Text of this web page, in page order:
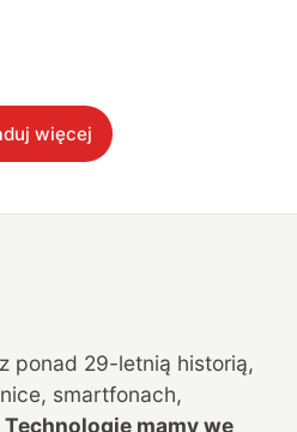
więcej
ponad 29-letnią historią,
smartfonach,
Technologie mamy we